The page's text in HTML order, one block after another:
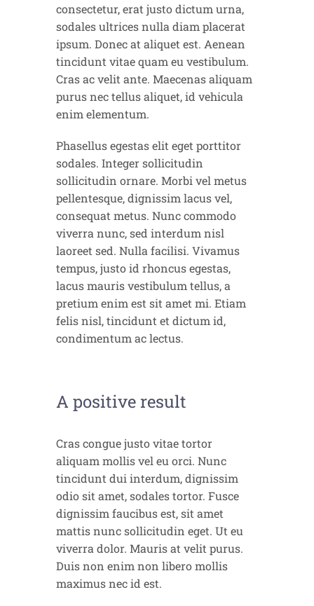
consectetur, erat justo dictum urna,
sodales ultrices nulla diam placerat
ipsum. Donec at aliquet est. Aenean
tincidunt vitae quam eu vestibulum.
Cras ac velit ante. Maecenas aliquam
purus nec tellus aliquet, id vehicula
enim elementum.
Phasellus egestas elit eget porttitor
sodales. Integer sollicitudin
sollicitudin ornare. Morbi vel metus
pellentesque, dignissim lacus vel,
consequat metus. Nunc commodo
viverra nunc, sed interdum nisl
laoreet sed. Nulla facilisi. Vivamus
tempus, justo id rhoncus egestas,
lacus mauris vestibulum tellus, a
pretium enim est sit amet mi. Etiam
felis nisl, tincidunt et dictum id,
condimentum ac lectus.
A positive result
Cras congue justo vitae tortor
aliquam mollis vel eu orci. Nunc
tincidunt dui interdum, dignissim
odio sit amet, sodales tortor. Fusce
dignissim faucibus est, sit amet
mattis nunc sollicitudin eget. Ut eu
viverra dolor. Mauris at velit purus.
Duis non enim non libero mollis
maximus nec id est.